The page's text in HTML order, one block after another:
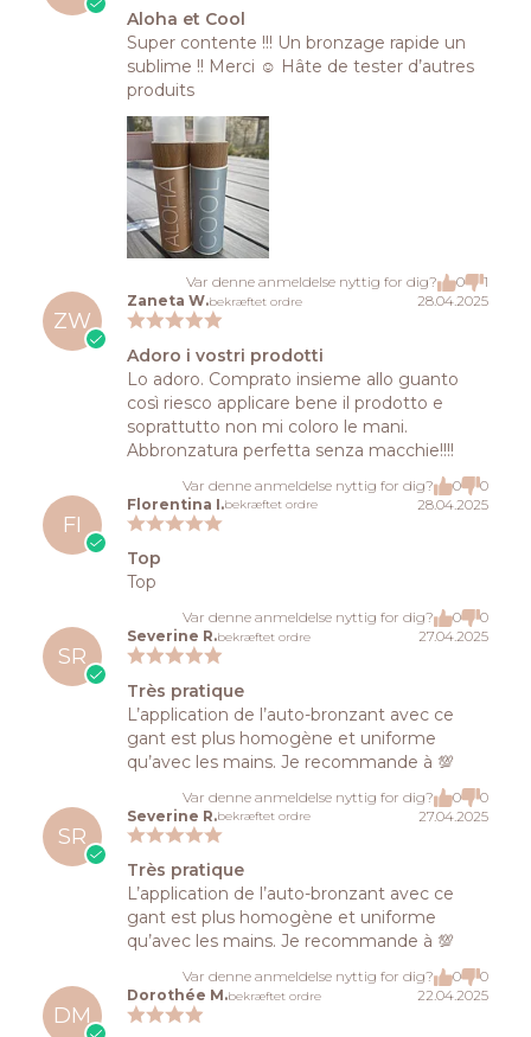
Aloha et Cool
Super contente !!! Un bronzage rapide un
sublime !! Merci ☺️ Hâte de tester d’autres
produits
Var denne anmeldelse nyttig for dig? 0 1
ZW
Zaneta W.bekræftet ordre 28.04.2025
Adoro i vostri prodotti
Lo adoro. Comprato insieme allo guanto
così riesco applicare bene il prodotto e
soprattutto non mi coloro le mani.
Abbronzatura perfetta senza macchie!!!!
Var denne anmeldelse nyttig for dig? 0 0
FI
Florentina I.bekræftet ordre 28.04.2025
Top
Top
Var denne anmeldelse nyttig for dig? 0 0
SR
Severine R.bekræftet ordre 27.04.2025
Très pratique
L’application de l’auto-bronzant avec ce
gant est plus homogène et uniforme
qu’avec les mains. Je recommande à 💯
Var denne anmeldelse nyttig for dig? 0 0
SR
Severine R.bekræftet ordre 27.04.2025
Très pratique
L’application de l’auto-bronzant avec ce
gant est plus homogène et uniforme
qu’avec les mains. Je recommande à 💯
Var denne anmeldelse nyttig for dig? 0 0
DM
Dorothée M.bekræftet ordre 22.04.2025